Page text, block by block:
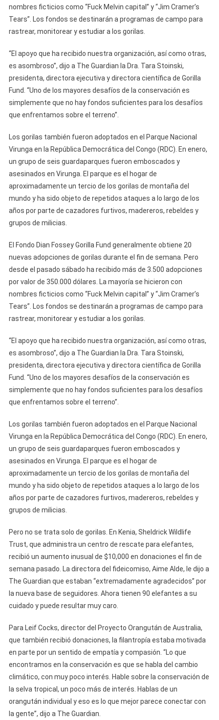
nombres ficticios como “Fuck Melvin capital” y “Jim Cramer’s
Tears”. Los fondos se destinarán a programas de campo para
rastrear, monitorear y estudiar a los gorilas.
“El apoyo que ha recibido nuestra organización, así como otras,
es asombroso”, dijo a The Guardian la Dra. Tara Stoinski,
presidenta, directora ejecutiva y directora científica de Gorilla
Fund. “Uno de los mayores desafíos de la conservación es
simplemente que no hay fondos suficientes para los desafíos
que enfrentamos sobre el terreno”.
Los gorilas también fueron adoptados en el Parque Nacional
Virunga en la República Democrática del Congo (RDC). En enero,
un grupo de seis guardaparques fueron emboscados y
asesinados en Virunga. El parque es el hogar de
aproximadamente un tercio de los gorilas de montaña del
mundo y ha sido objeto de repetidos ataques a lo largo de los
años por parte de cazadores furtivos, madereros, rebeldes y
grupos de milicias.
El Fondo Dian Fossey Gorilla Fund generalmente obtiene 20
nuevas adopciones de gorilas durante el fin de semana. Pero
desde el pasado sábado ha recibido más de 3.500 adopciones
por valor de 350.000 dólares. La mayoría se hicieron con
nombres ficticios como “Fuck Melvin capital” y “Jim Cramer’s
Tears”. Los fondos se destinarán a programas de campo para
rastrear, monitorear y estudiar a los gorilas.
“El apoyo que ha recibido nuestra organización, así como otras,
es asombroso”, dijo a The Guardian la Dra. Tara Stoinski,
presidenta, directora ejecutiva y directora científica de Gorilla
Fund. “Uno de los mayores desafíos de la conservación es
simplemente que no hay fondos suficientes para los desafíos
que enfrentamos sobre el terreno”.
Los gorilas también fueron adoptados en el Parque Nacional
Virunga en la República Democrática del Congo (RDC). En enero,
un grupo de seis guardaparques fueron emboscados y
asesinados en Virunga. El parque es el hogar de
aproximadamente un tercio de los gorilas de montaña del
mundo y ha sido objeto de repetidos ataques a lo largo de los
años por parte de cazadores furtivos, madereros, rebeldes y
grupos de milicias.
Pero no se trata solo de gorilas. En Kenia, Sheldrick Wildlife
Trust, que administra un centro de rescate para elefantes,
recibió un aumento inusual de $10,000 en donaciones el fin de
semana pasado. La directora del fideicomiso, Aime Alde, le dijo a
The Guardian que estaban “extremadamente agradecidos” por
la nueva base de seguidores. Ahora tienen 90 elefantes a su
cuidado y puede resultar muy caro.
Para Leif Cocks, director del Proyecto Orangután de Australia,
que también recibió donaciones, la filantropía estaba motivada
en parte por un sentido de empatía y compasión. “Lo que
encontramos en la conservación es que se habla del cambio
climático, con muy poco interés. Hable sobre la conservación de
la selva tropical, un poco más de interés. Hablas de un
orangután individual y eso es lo que mejor parece conectar con
la gente”, dijo a The Guardian.